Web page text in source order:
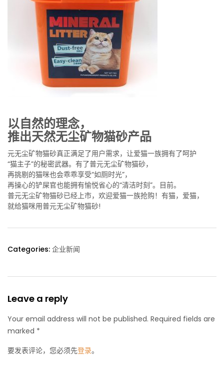
以自然的理念，
推出天然无尘矿物猫砂产品
元无尘矿物猫砂真正满足了用户需求，让爱猫一族拥有了呵护
“猫主子”的秘密武器。有了普元无尘矿物猫砂，
再挑剔的猫咪也会乖乖享受“如厕时光”，
再操心的铲屎官也能拥有愉悦省心的“清洁时刻”。目前。
普元无尘矿物猫砂已经上市，欢迎爱猫一族抢购！有猫，爱猫，
就给猫咪用普元无尘矿物猫砂!
Categories: 企业新闻
Leave a reply
Your email address will not be published. Required fields are
marked *
要发表评论，您必须先登录。